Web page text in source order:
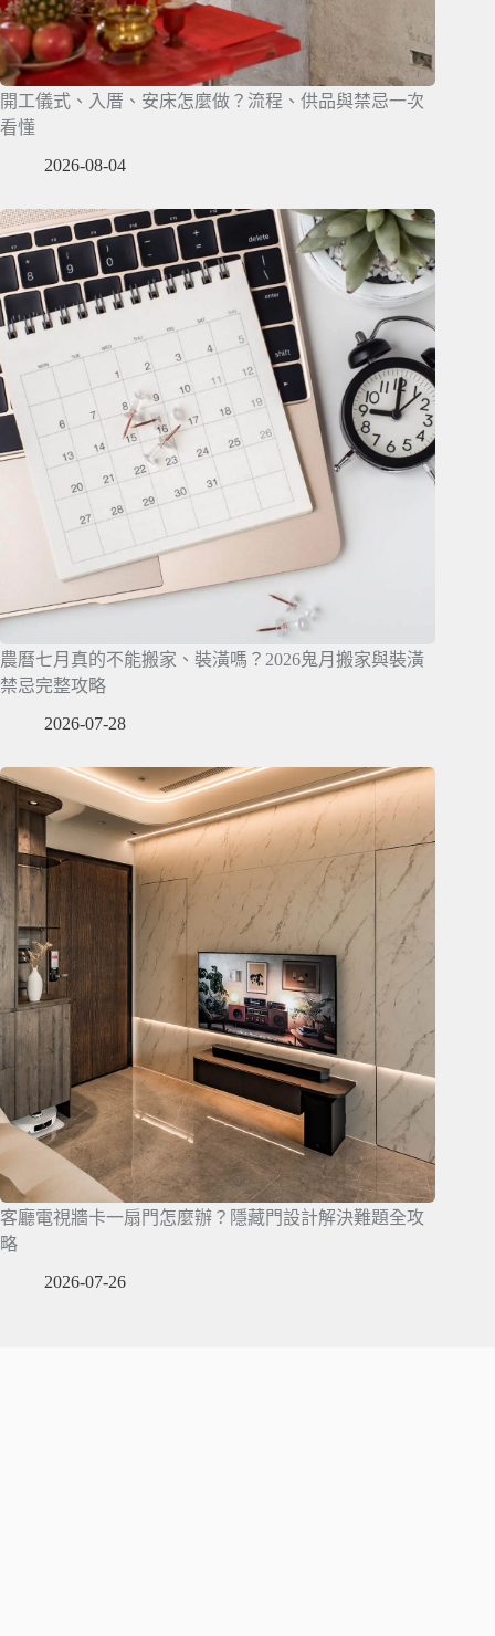
開工儀式、入厝、安床怎麼做？流程、供品與禁忌一次
看懂
2026-08-04
農曆七月真的不能搬家、裝潢嗎？2026鬼月搬家與裝潢
禁忌完整攻略
2026-07-28
客廳電視牆卡一扇門怎麼辦？隱藏門設計解決難題全攻
略
2026-07-26